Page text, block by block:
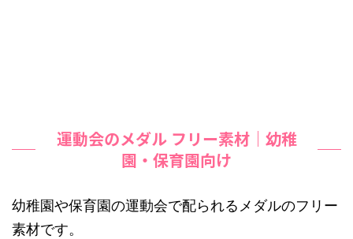
運動会のメダル フリー素材｜幼稚
園・保育園向け
幼稚園や保育園の運動会で配られるメダルのフリー
素材です。